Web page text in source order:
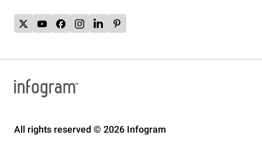
All rights reserved © 2026 Infogram